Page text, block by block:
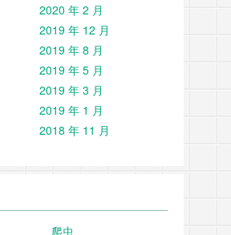
2020 年 2 月
2019 年 12 月
2019 年 8 月
2019 年 5 月
2019 年 3 月
2019 年 1 月
2018 年 11 月
爬虫